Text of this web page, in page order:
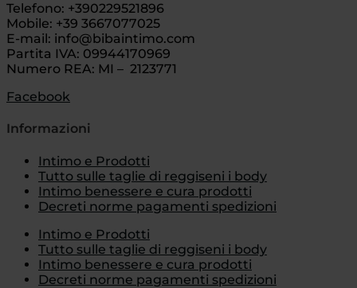
Telefono: +390229521896
Mobile: +39 3667077025
E-mail: info@bibaintimo.com
Partita IVA: 09944170969
Numero REA: MI – 2123771
Facebook
Informazioni
Intimo e Prodotti
Tutto sulle taglie di reggiseni i body
Intimo benessere e cura prodotti
Decreti norme pagamenti spedizioni
Intimo e Prodotti
Tutto sulle taglie di reggiseni i body
Intimo benessere e cura prodotti
Decreti norme pagamenti spedizioni